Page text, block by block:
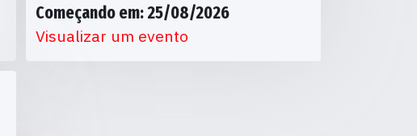
Começando em: 25/08/2026
Visualizar um evento